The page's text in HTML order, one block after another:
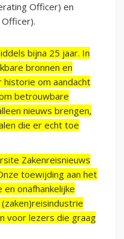
Officer) en
bijna 25 jaar. In
bronnen en
om aandacht
betrouwbare
nieuws brengen,
die er echt toe
Zakenreisnieuws
toewijding aan het
onafhankelijke
voor lezers die graag